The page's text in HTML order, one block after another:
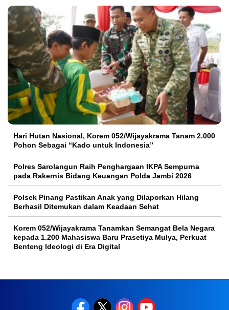
Hari Hutan Nasional, Korem 052/Wijayakrama Tanam 2.000
Pohon Sebagai “Kado untuk Indonesia”
Polres Sarolangun Raih Penghargaan IKPA Sempurna
pada Rakernis Bidang Keuangan Polda Jambi 2026
Polsek Pinang Pastikan Anak yang Dilaporkan Hilang
Berhasil Ditemukan dalam Keadaan Sehat
Korem 052/Wijayakrama Tanamkan Semangat Bela Negara
kepada 1.200 Mahasiswa Baru Prasetiya Mulya, Perkuat
Benteng Ideologi di Era Digital